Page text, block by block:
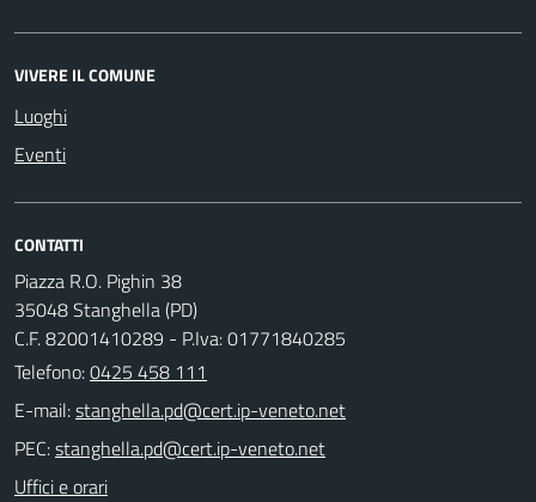
VIVERE IL COMUNE
Luoghi
Eventi
CONTATTI
Piazza R.O. Pighin 38
35048 Stanghella (PD)
C.F. 82001410289 - P.Iva: 01771840285
Telefono:0425 458 111
E-mail:
PEC:
Uffici e orari